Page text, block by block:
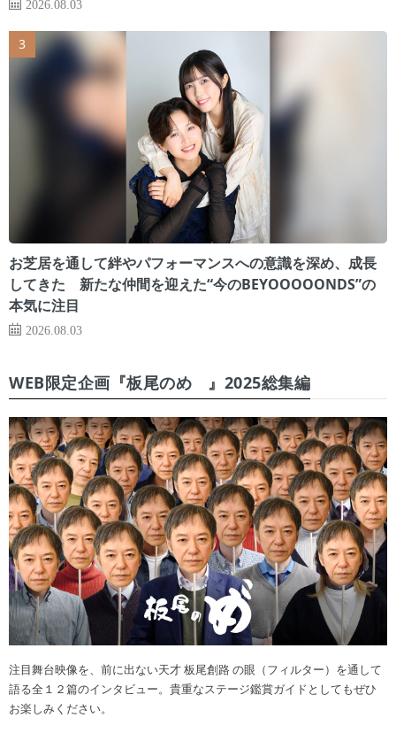
2026.08.03
お芝居を通して絆やパフォーマンスへの意識を深め、成長
してきた 新たな仲間を迎えた“今のBEYOOOOONDS”の
本気に注目
2026.08.03
WEB限定企画『板尾のめ゙』2025総集編
注目舞台映像を、前に出ない天才 板尾創路 の眼（フィルター）を通して
語る全１２篇のインタビュー。貴重なステージ鑑賞ガイドとしてもぜひ
お楽しみください。